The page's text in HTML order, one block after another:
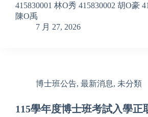
415830001 林O秀 415830002 胡O豪
陳O禹
7 月 27, 2026
博士班公告, 最新消息, 未分類
115學年度博士班考試入學正